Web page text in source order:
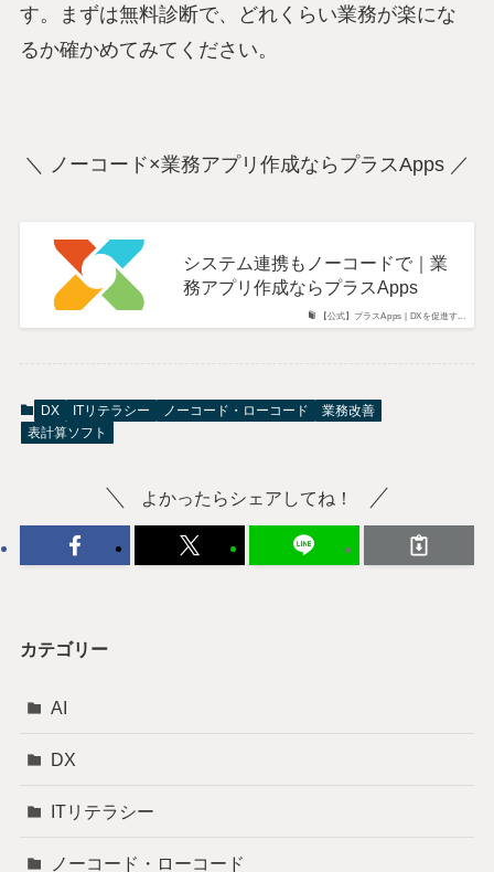
す。まずは無料診断で、どれくらい業務が楽にな
るか確かめてみてください。
＼ ノーコード×業務アプリ作成ならプラスApps ／
【公式】プラスApps | DXを促進す...
システム連携もノーコードで｜業
務アプリ作成ならプラスApps
DX ITリテラシー ノーコード・ローコード
業務改善
表計算ソフト
よかったらシェアしてね！
カテゴリー
AI
DX
ITリテラシー
ノーコード・ローコード